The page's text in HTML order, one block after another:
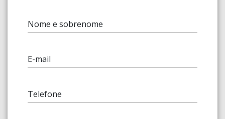
Nome e sobrenome
E-mail
Telefone